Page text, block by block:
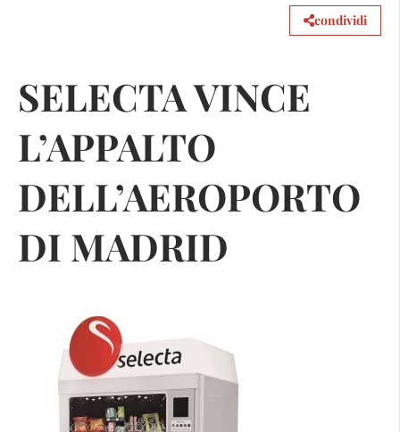
condividi
SELECTA VINCE
L’APPALTO
DELL’AEROPORTO
DI MADRID